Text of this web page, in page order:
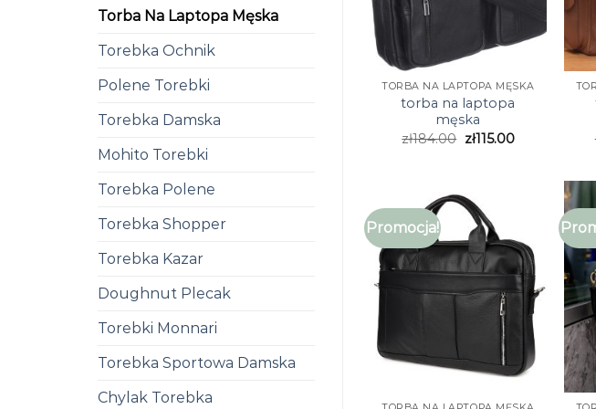
Torba Na Laptopa Męska
Torebka Ochnik
Polene Torebki
Torebka Damska
Mohito Torebki
Torebka Polene
Torebka Shopper
Torebka Kazar
Doughnut Plecak
Torebki Monnari
Torebka Sportowa Damska
Chylak Torebka
TORBA NA LAPTOPA MĘSKA
torba na laptopa
męska
zł184.00 zł115.00
Promocja!